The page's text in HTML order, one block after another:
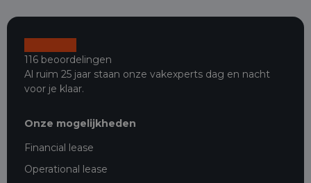
116 beoordelingen
Al ruim 25 jaar staan onze vakexperts dag en nacht
voor je klaar.
Onze mogelijkheden
Financial lease
Operational lease